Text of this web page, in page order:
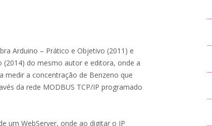
Arduino – Prático e Objetivo (2011) e
(2014) do mesmo autor e editora, onde a
medir a concentração de Benzeno que
da rede MODBUS TCP/IP programado
um WebServer, onde ao digitar o IP